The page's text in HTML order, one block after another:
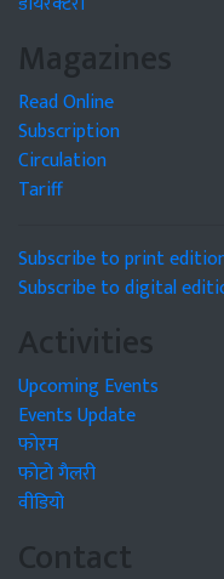
Magazines
Read Online
Subscription
Circulation
Tariff
Subscribe to print
Subscribe to digital
Activities
Upcoming Events
Events Update
फोरम
फोटो गैलरी
वीडियो
Contact